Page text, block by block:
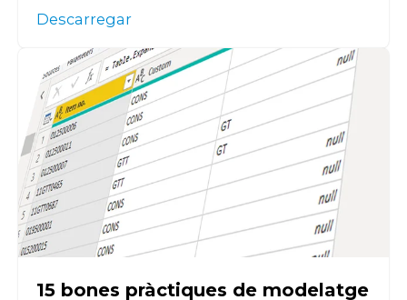
Descarregar
15 bones pràctiques de modelatge